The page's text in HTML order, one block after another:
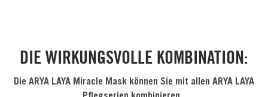
DIE WIRKUNGSVOLLE KOMBINATION:
Die ARYA LAYA Miracle Mask können Sie mit allen ARYA LAYA